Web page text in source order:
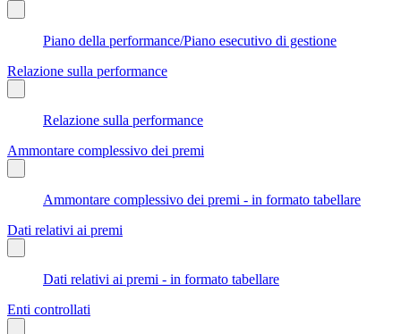
Piano della performance/Piano esecutivo di gestione
Relazione sulla performance
Relazione sulla performance
Ammontare complessivo dei premi
Ammontare complessivo dei premi - in formato tabellare
Dati relativi ai premi
Dati relativi ai premi - in formato tabellare
Enti controllati